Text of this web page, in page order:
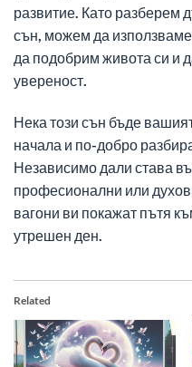
развитие. Като разберем
сън, можем да
да подобрим живота си и
увереност.
Нека този сън бъде
начала и по-добро
Независимо дали става
професионални или
вагони ви покажат пътя
утрешен ден.
Related